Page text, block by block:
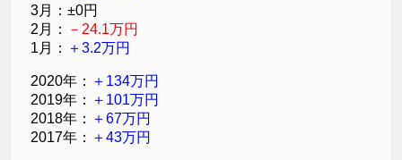
3月：±0円
2月：
－24.1万円
1月： ＋3.2万円
2020年： ＋134万円
2019年： ＋101万円
2018年： ＋67万円
2017年： ＋43万円